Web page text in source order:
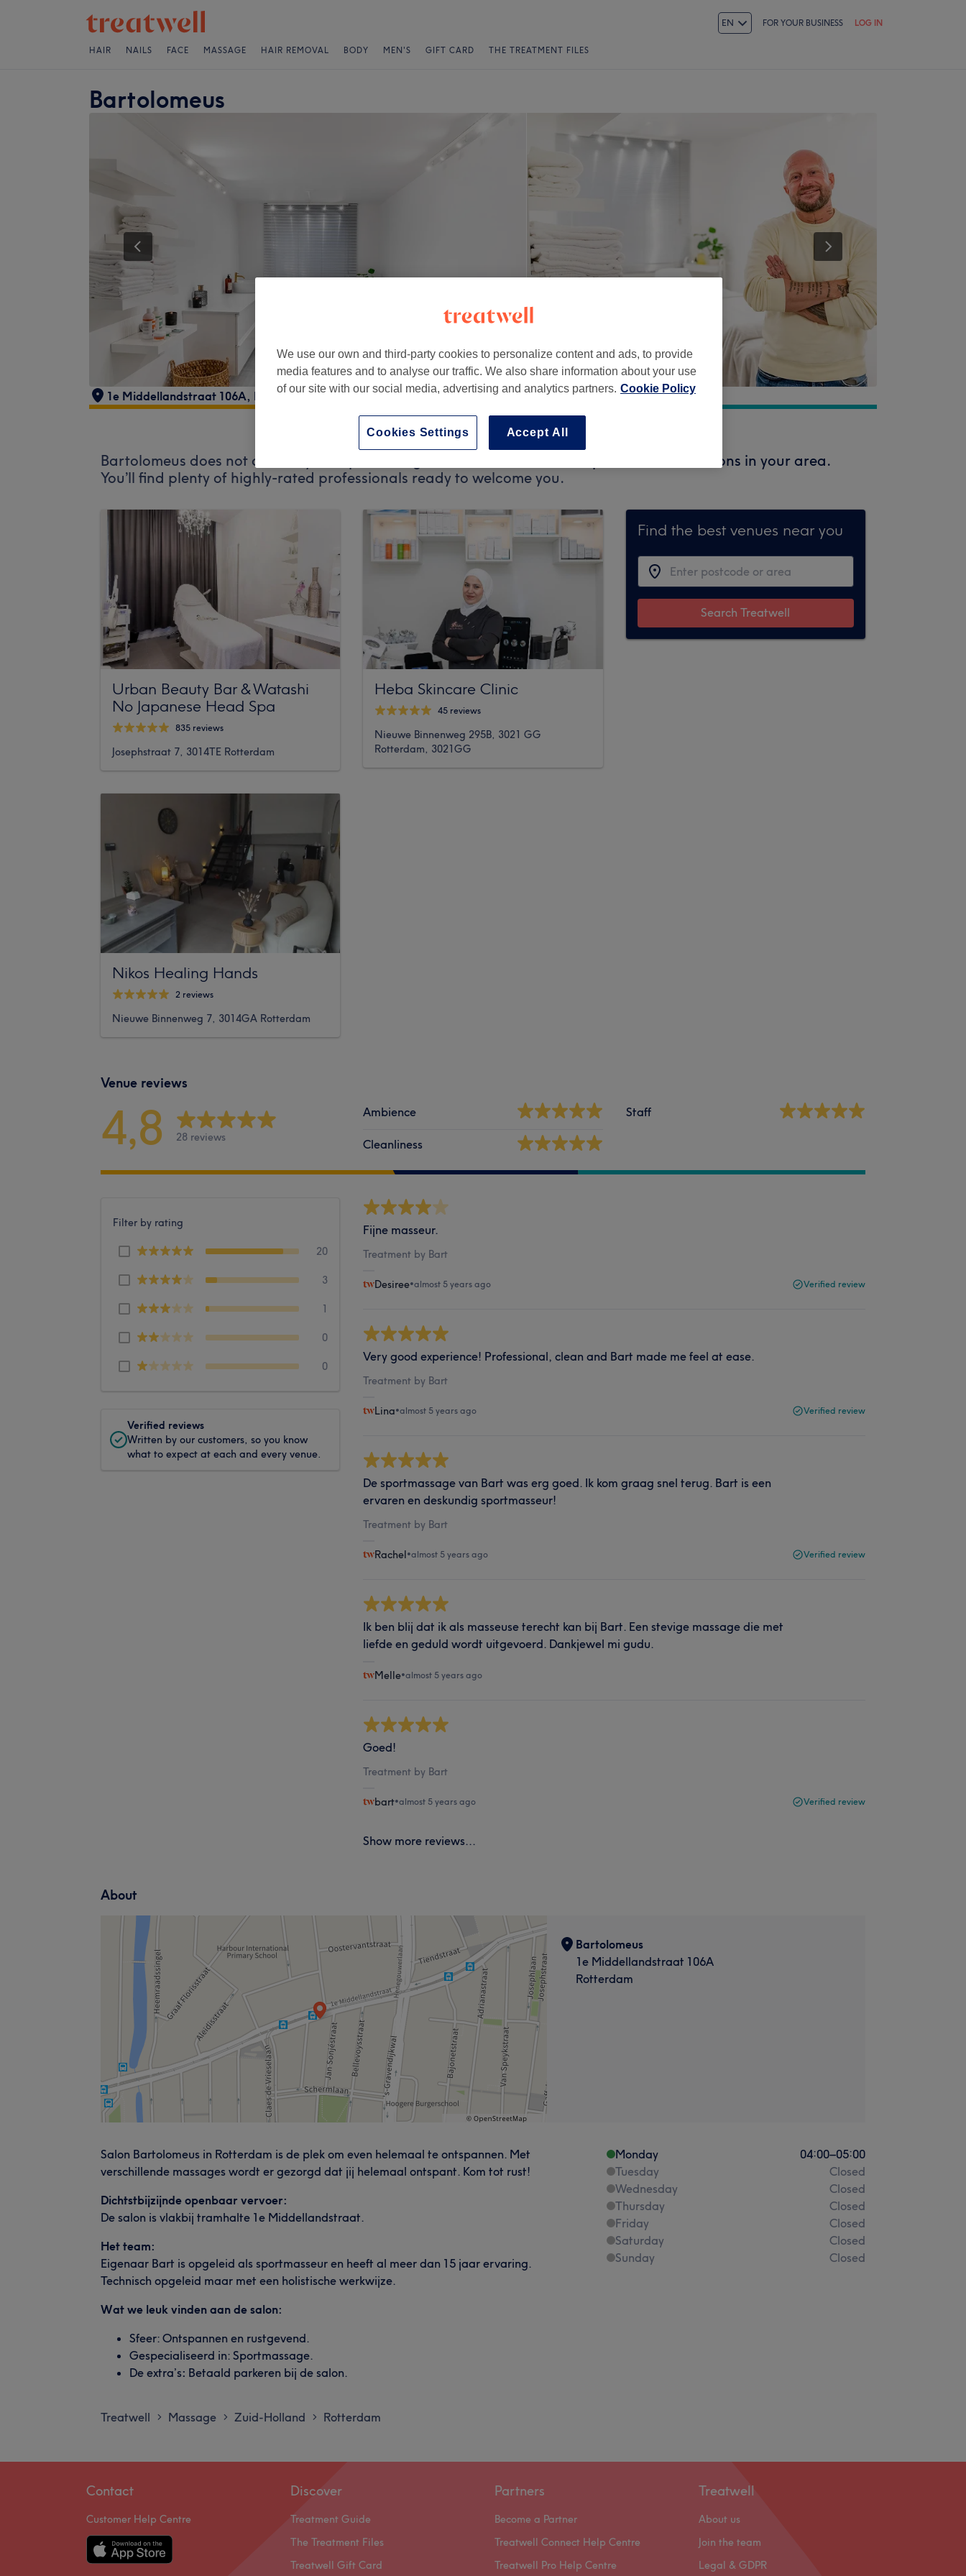
EN FOR YOUR BUSINESS LOG IN
HAIR NAILS FACE MASSAGE HAIR REMOVAL BODY MEN'S GIFT CARD THE TREATMENT FILES
Bartolomeus
1e Middellandstraat 106A, Rotterdam
Bartolomeus does not currently accept bookings via Treatwell. Use the
explore available salons in your area.
You’ll find plenty of highly-rated professionals ready to welcome you.
Urban Beauty Bar & Watashi
No Japanese Head Spa
835 reviews
Josephstraat 7, 3014TE Rotterdam
Nikos Healing Hands
2 reviews
Nieuwe Binnenweg 7, 3014GA Rotterdam
Heba Skincare Clinic
45 reviews
Nieuwe Binnenweg 295B, 3021 GG
Rotterdam, 3021GG
Find the best venues near you
Search Treatwell
Venue reviews
4,8 28 reviews
Ambience
Cleanliness
Staff
Filter by rating
20
3
1
0
0
Verified reviews
Written by our customers, so you know
what to expect at each and every venue.
Fijne masseur.
Treatment by Bart
Desiree•almost 5 years ago Verified review
Very good experience! Professional, clean and Bart made me feel at ease.
Treatment by Bart
Lina•almost 5 years ago Verified review
De sportmassage van Bart was erg goed. Ik kom graag snel terug. Bart is een
ervaren en deskundig sportmasseur!
Treatment by Bart
Rachel•almost 5 years ago Verified review
Ik ben blij dat ik als masseuse terecht kan bij Bart. Een stevige massage die met
liefde en geduld wordt uitgevoerd. Dankjewel mi gudu.
Melle•almost 5 years ago
Goed!
Treatment by Bart
bart•almost 5 years ago Verified review
Show more reviews...
About
Bartolomeus
1e Middellandstraat 106A
Rotterdam
Salon Bartolomeus in Rotterdam is de plek om even helemaal te ontspannen. Met
verschillende massages wordt er gezorgd dat jij helemaal ontspant. Kom tot rust!
Dichtstbijzijnde openbaar vervoer:
De salon is vlakbij tramhalte 1e Middellandstraat.
Het team:
Eigenaar Bart is opgeleid als sportmasseur en heeft al meer dan 15 jaar ervaring.
Technisch opgeleid maar met een holistische werkwijze.
Wat we leuk vinden aan de salon:
Sfeer: Ontspannen en rustgevend.
Gespecialiseerd in: Sportmassage.
De extra’s: Betaald parkeren bij de salon.
Monday 04:00–05:00
Tuesday
Closed
Wednesday
Closed
Thursday
Closed
Friday
Closed
Saturday
Closed
Sunday
Closed
Treatwell > Massage > Zuid-Holland > Rotterdam
Contact
Customer Help Centre
Discover
Treatment Guide
The Treatment Files
Treatwell Gift Card
Partners
Become a Partner
Treatwell Connect Help Centre
Treatwell Pro Help Centre
Treatwell
About us
Join the team
Legal & GDPR
We use our own and third-party cookies to personalize content and ads, to provide
media features and to analyse our traffic. We also share information about your use
of our site with our social media, advertising and analytics partners. Cookie Policy
Accept All
Cookies Settings